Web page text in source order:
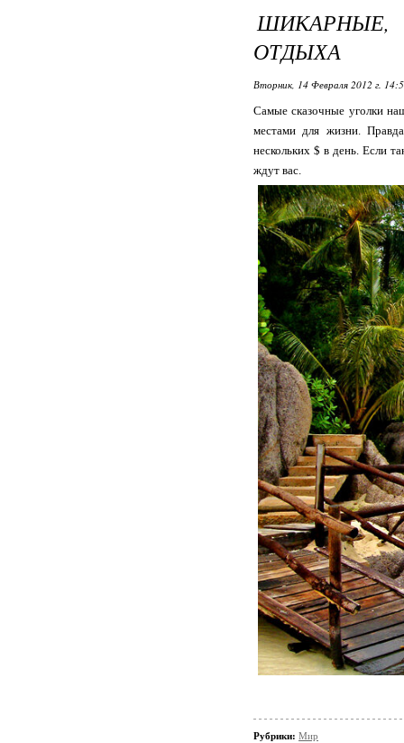
ОТДЫХА
Вторник, 14 Февраля 2012 г.
Самые сказочные уголки
местами для жизни.
нескольких $ в день. Если
ждут вас.
Рубрики: Мир